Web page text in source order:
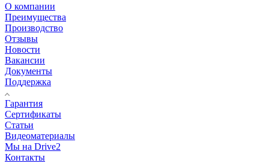
О компании
Преимущества
Производство
Отзывы
Новости
Вакансии
Документы
Поддержка
Гарантия
Сертификаты
Статьи
Видеоматериалы
Мы на Drive2
Контакты